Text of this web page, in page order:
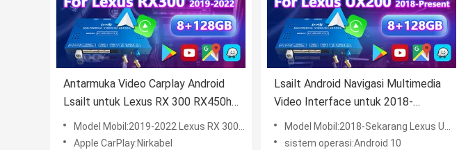
Antarmuka Video Carplay Android
Lsailt untuk Lexus RX 300 RX450h
RX350L RX450hL RX350 RX300
2019-2022
Model Mobil:2019-2022 Lexus RX 300 RX450h RX350L RX450hL RX350 RX300
Apple CarPlay:Nirkabel
Lsailt Android Navigasi Multimedia
Video Interface untuk 2018-
Present Lexus UX 250 UX200
UX300e UX250
Model Mobil:2018-Sekarang Lexus UX 250 UX200 UX300e UX250
sistem operasi:Android 10